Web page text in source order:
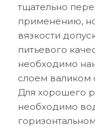
тщательно
применению,
вязкости
питьевого
необходимо
слоем валиком
Для хорошего
необходимо